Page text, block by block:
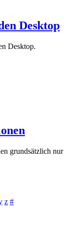
Desktop
Desktop.
grundsätzlich nur
z #